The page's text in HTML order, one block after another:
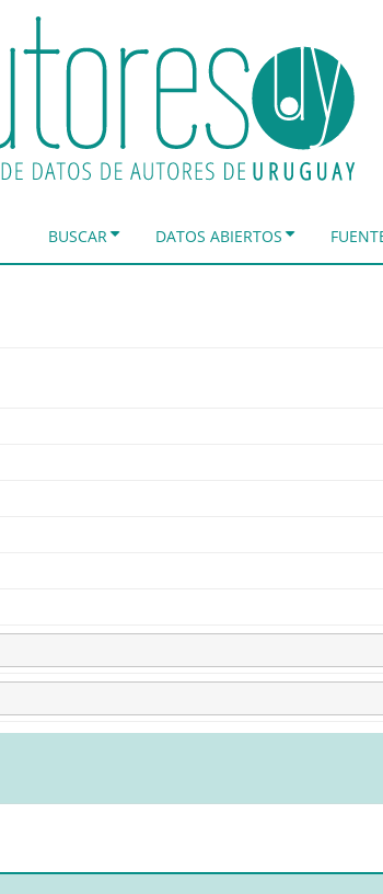
BUSCAR DATOS ABIERTOS